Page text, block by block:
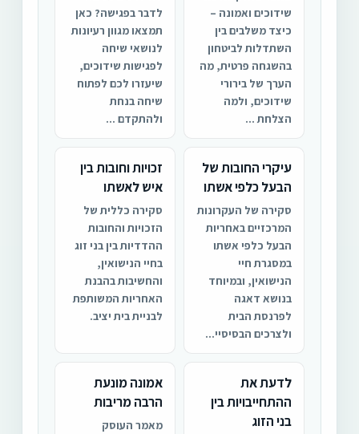
שידוכים ואמונה –
כיצד משלבים בין
השתדלות לביטחון
בהשגחה פרטית, מה
הערך של בירורי
שידוכים, ולמה
הצלחת ...
לדבר בפגישה? כאן
תמצאו מגוון רעיונות
לנושאי שיחה
לפגישות שידוכים,
שיעזרו לכם לפתוח
שיחה בנחת
ולהתקדם ...
עיקרי החובות של
הבעל כלפי אשתו
סקירה של העקרונות
המרכזיים באחריות
הבעל כלפי אשתו
במסגרת חיי
הנישואין, ובמיוחד
בנושא דאגה
לפרנסת הבית
ולצרכים הבסיסיי...
זכויות וחובות בין
איש לאשתו
סקירה כללית של
הזכויות והחובות
ההדדיות בין בני זוג
בחיי הנישואין,
והחשיבות בהבנת
האחריות המשותפת
לבניית בית יציב.
לדעת את
ההתחייבויות בין
בני הזוג
אמונה מונעת
הרבה מריבות
מאמר העוסק